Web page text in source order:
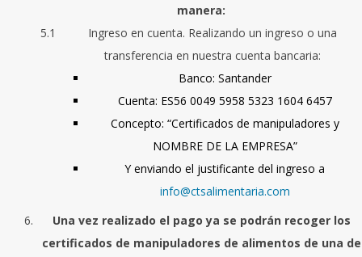
manera:
Ingreso en cuenta. Realizando un ingreso o una
transferencia en nuestra cuenta bancaria:
Banco: Santander
Cuenta: ES56 0049 5958 5323 1604 6457
Concepto: “Certificados de manipuladores y
NOMBRE DE LA EMPRESA”
Y enviando el justificante del ingreso a
info@ctsalimentaria.com
Una vez realizado el pago ya se podrán recoger los
certificados de manipuladores de alimentos de una de